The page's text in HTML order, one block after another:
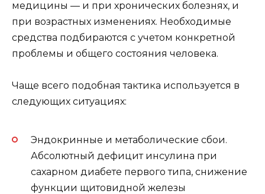
медицины — и при хронических болезнях, и
при возрастных изменениях. Необходимые
средства подбираются с учетом конкретной
проблемы и общего состояния человека.
Чаще всего подобная тактика используется в
следующих ситуациях:
Эндокринные и метаболические сбои.
Абсолютный дефицит инсулина при
сахарном диабете первого типа, снижение
функции щитовидной железы